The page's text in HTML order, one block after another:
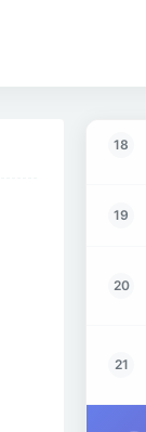
18
19
20
21